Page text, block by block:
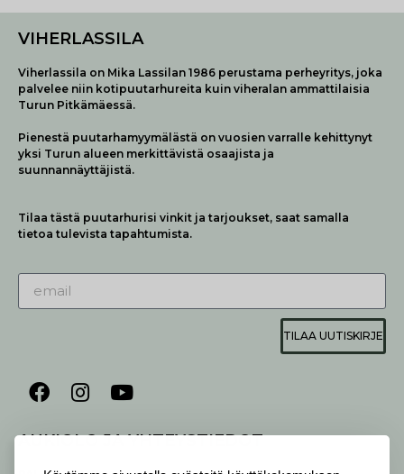
VIHERLASSILA
Viherlassila on Mika Lassilan 1986 perustama perheyritys, joka
palvelee niin kotipuutarhureita kuin viheralan ammattilaisia
Turun Pitkämäessä.
Pienestä puutarhamyymälästä on vuosien varralle kehittynyt
yksi Turun alueen merkittävistä osaajista ja
suunnannäyttäjistä.
Tilaa tästä puutarhurisi vinkit ja tarjoukset, saat samalla
tietoa tulevista tapahtumista.
TILAA UUTISKIRJE
AUKIOLO JA YHTEYSTIEDOT